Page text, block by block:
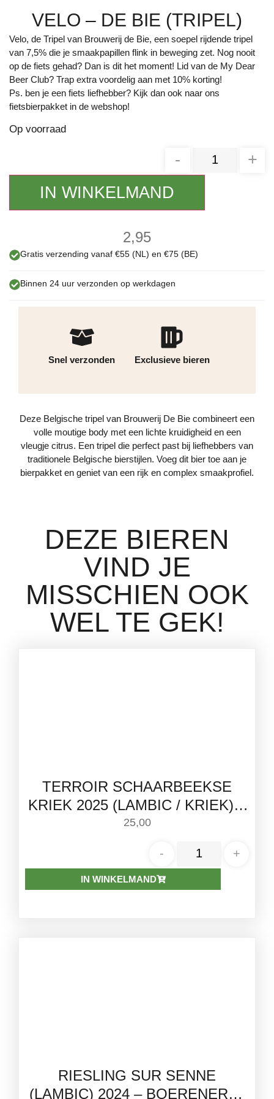
VELO – DE BIE (TRIPEL)
Velo, de Tripel van Brouwerij de Bie, een soepel rijdende tripel
van 7,5% die je smaakpapillen flink in beweging zet. Nog nooit
op de fiets gehad? Dan is dit het moment! Lid van de My Dear
Beer Club? Trap extra voordelig aan met 10% korting!
Ps. ben je een fiets liefhebber? Kijk dan ook naar ons
fietsbierpakket in de webshop!
Op voorraad
-
+
IN WINKELMAND
2,95
Gratis verzending vanaf €55 (NL) en €75 (BE)
Binnen 24 uur verzonden op werkdagen
Snel verzonden Exclusieve bieren
Deze Belgische tripel van Brouwerij De Bie combineert een
volle moutige body met een lichte kruidigheid en een
vleugje citrus. Een tripel die perfect past bij liefhebbers van
traditionele Belgische bierstijlen. Voeg dit bier toe aan je
bierpakket en geniet van een rijk en complex smaakprofiel.
DEZE BIEREN
VIND JE
MISSCHIEN OOK
WEL TE GEK!
TERROIR SCHAARBEEKSE
KRIEK 2025 (LAMBIC / KRIEK) –
BOERENERF | 75CL
25,00
- +
IN WINKELMAND
RIESLING SUR SENNE
(LAMBIC) 2024 – BOERENERF |